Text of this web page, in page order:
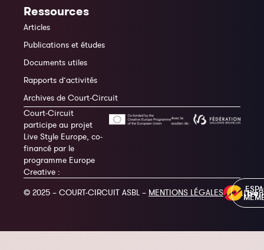
Ressources
Articles
Publications et études
Documents utiles
Rapports d’activités
Archives de Court-Circuit
Court-Circuit
participe au projet
Live Style Europe, co-
financé par le
programme Europe
Creative :
© 2025 – COURT-CIRCUIT ASBL – MENTIONS LÉGALES